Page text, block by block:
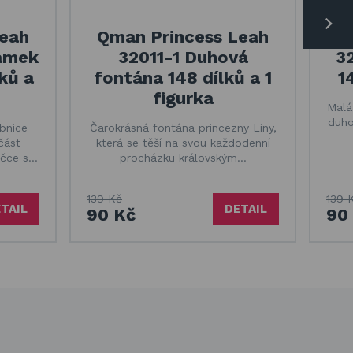
a
s…
Qman Princess Leah
32011-1 Duhová
fontána 148 dílků a 1
figurka
Čarokrásná fontána princezny Liny,
která se těší na svou každodenní
procházku královským…
139 Kč
90 Kč DETAIL
139
90